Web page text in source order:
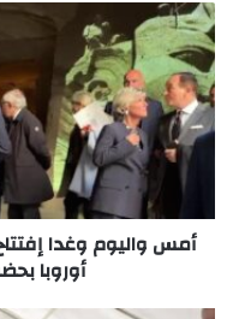
أمس واليوم وغدا
أوروبا